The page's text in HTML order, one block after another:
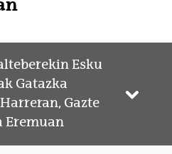
Esku
Gatazka
Gazte
Eremuan